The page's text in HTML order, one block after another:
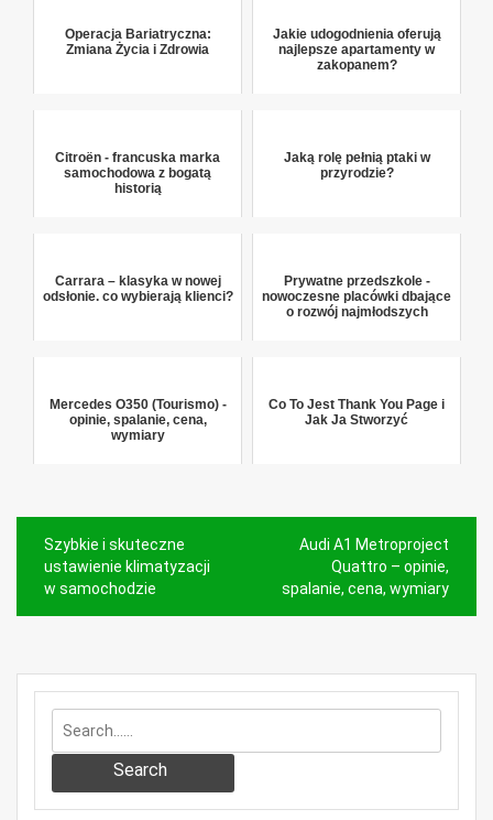
Operacja Bariatryczna:
Zmiana Życia i Zdrowia
Jakie udogodnienia oferują
najlepsze apartamenty w
zakopanem?
Citroën - francuska marka
samochodowa z bogatą
historią
Jaką rolę pełnią ptaki w
przyrodzie?
Carrara – klasyka w nowej
odsłonie. co wybierają klienci?
Prywatne przedszkole -
nowoczesne placówki dbające
o rozwój najmłodszych
Mercedes O350 (Tourismo) -
opinie, spalanie, cena,
wymiary
Co To Jest Thank You Page i
Jak Ja Stworzyć
Nawigacja
wpisu
Szybkie i skuteczne
ustawienie klimatyzacji
w samochodzie
Audi A1 Metroproject
Quattro – opinie,
spalanie, cena, wymiary
Search